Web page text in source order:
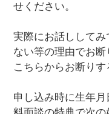
せください。
実際にお話しして
ない等の理由でお断
こちらからお断りす
申し込み時に生年